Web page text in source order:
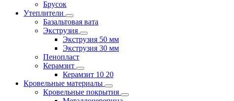
Брусок
Утеплители
Базальтовая вата
Экструзия
Экструзия 50 мм
Экструзия 30 мм
Пенопласт
Керамзит
Керамзит 10 20
Кровельные материалы
Кровельные покрытия